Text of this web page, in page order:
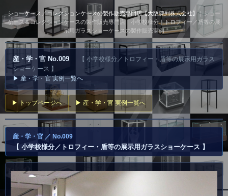
ショーケース／コレクションケースの製作販売専門店【大阪陳列株式会社】｜ショー
ケース＆コレクションケースの製作販売専門店｜小学校様分｜トロフィー／盾等の展
示用ガラスショーケースの製作販売実例
産・学・官 No.009
【 小学校様分／トロフィー・盾等の展示用ガラス
ショーケース 】
▶ 産・学・官 実例一覧へ
▶ トップページへ ▶ 産・学・官 実例一覧へ
産・学・官 ／ No.009
【 小学校様分／トロフィー・盾等の展示用ガラスショーケース 】